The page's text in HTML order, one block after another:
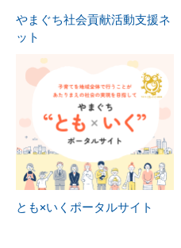
やまぐち社会貢献活動支援ネ
ット
とも×いくポータルサイト